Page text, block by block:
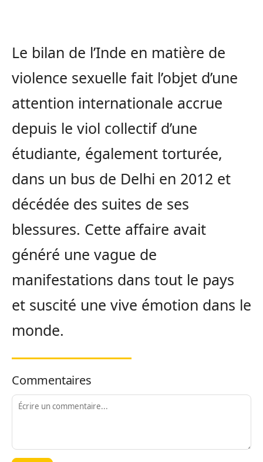
Le bilan de l’Inde en matière de
violence sexuelle fait l’objet d’une
attention internationale accrue
depuis le viol collectif d’une
étudiante, également torturée,
dans un bus de Delhi en 2012 et
décédée des suites de ses
blessures. Cette affaire avait
généré une vague de
manifestations dans tout le pays
et suscité une vive émotion dans le
monde.
Commentaires